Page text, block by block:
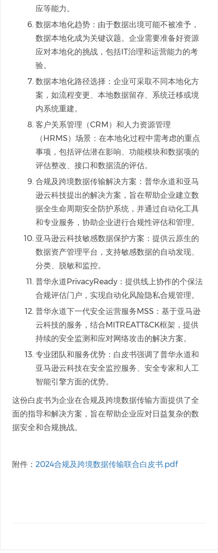
应等能力。
数据本地化趋势：由于数据出境可能不被准予，
数据本地化成为关键议题。企业需要准备好资源
应对本地化的挑战，包括IT治理和运营能力的考
验。
数据本地化路径选择：企业可采取不同本地化方
案，如流程变更、本地数据留存、系统迁移或境
内系统重建。
客户关系管理（CRM）和人力资源管理
（HRMS）场景：在本地化过程中需考虑的重点
事项，包括评估潜在影响、功能模块和数据项的
评估整改、接口和数据流的评估。
合规及跨境数据传输解决方案：普华永道和亚马
逊云科技提出的解决方案，旨在帮助企业建立数
据全生命周期安全防护系统，并通过自动化工具
和专业服务，协助企业进行合规性评估和管理。
亚马逊云科技敏感数据保护方案：提供云原生的
数据资产管理平台，支持敏感数据的自动发现、
分类、脱敏和监控。
普华永道PrivacyReady：提供线上协作的个保法
合规评估门户，实现自动化风险隐私合规管理。
普华永道下一代安全运营服务MSS：基于亚马逊
云科技的服务，结合MITREATT&CK框架，提供
持续的安全监测和应对网络攻击的解决方案。
专业团队和服务优势：白皮书强调了普华永道和
亚马逊云科技在安全监控服务、安全专家和人工
智能引擎方面的优势。
这份白皮书为企业在合规及跨境数据传输方面提供了全
面的指导和解决方案，旨在帮助企业应对日益复杂的数
据安全和合规挑战。
附件： 2024合规及跨境数据传输联合白皮书.pdf